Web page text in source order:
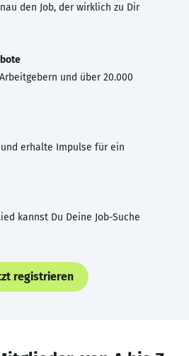
den Job, der wirklich zu Dir
und über 20.000
erhalte Impulse für ein
kannst Du Deine Job-Suche
registrieren